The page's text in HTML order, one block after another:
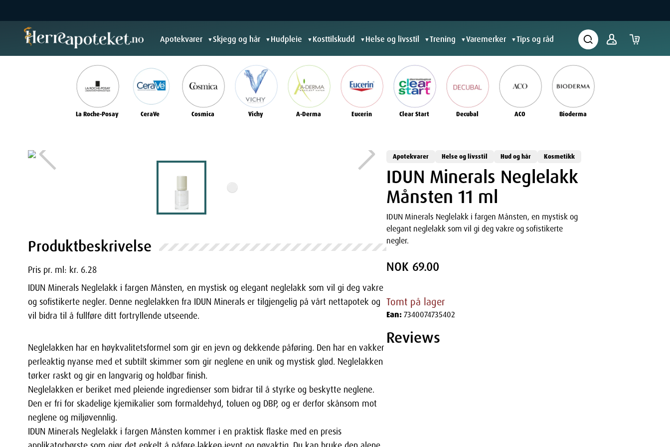
Apotekvarer ▼Skjegg og hår ▼ Hudpleie ▼ Kosttilskudd ▼ Helse og livsstil ▼Trening ▼Varemerker ▼Tips og råd
La Roche-Posay CeraVe Cosmica Vichy A-Derma Eucerin Clear Start Decubal ACO Bioderma
Produktbeskrivelse
Pris pr. ml: kr. 6.28
IDUN Minerals Neglelakk i fargen Månsten, en mystisk og elegant neglelakk som vil gi deg vakre
og sofistikerte negler. Denne neglelakken fra IDUN Minerals er tilgjengelig på vårt nettapotek og
vil bidra til å fullføre ditt fortryllende utseende.
Neglelakken har en høykvalitetsformel som gir en jevn og dekkende påføring. Den har en vakker
perleaktig nyanse med et subtilt skimmer som gir neglene en unik og mystisk glød. Neglelakken
tørker raskt og gir en langvarig og holdbar finish.
Neglelakken er beriket med pleiende ingredienser som bidrar til å styrke og beskytte neglene.
Den er fri for skadelige kjemikalier som formaldehyd, toluen og DBP, og er derfor skånsom mot
neglene og miljøvennlig.
IDUN Minerals Neglelakk i fargen Månsten kommer i en praktisk flaske med en presis
Apotekvarer Helse og livsstil Hud og hår Kosmetikk
IDUN Minerals Neglelakk
Månsten 11 ml
IDUN Minerals Neglelakk i fargen Månsten, en mystisk og
elegant neglelakk som vil gi deg vakre og sofistikerte
negler.
NOK 69.00
Tomt på lager
Ean: 7340074735402
Reviews